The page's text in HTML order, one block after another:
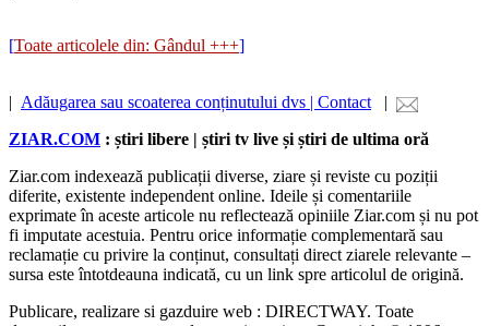
[Toate articolele din: Gândul +++]
| Adăugarea sau scoaterea conținutului dvs | Contact |
ZIAR.COM : știri libere | știri tv live și știri de ultima oră
Ziar.com indexează publicații diverse, ziare și reviste cu poziții
diferite, existente independent online. Ideile și comentariile
exprimate în aceste articole nu reflectează opiniile Ziar.com și nu pot
fi imputate acestuia. Pentru orice informație complementară sau
reclamație cu privire la conținut, consultați direct ziarele relevante –
sursa este întotdeauna indicată, cu un link spre articolul de origină.
Publicare, realizare si gazduire web : DIRECTWAY. Toate